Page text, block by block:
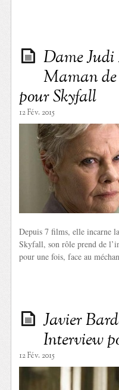
Dame
Maman
pour Skyfall
12 Fév. 2015
Depuis 7 films, elle incarne
Skyfall, son rôle prend de
pour une fois, face au
Javier
Interview
12 Fév. 2015